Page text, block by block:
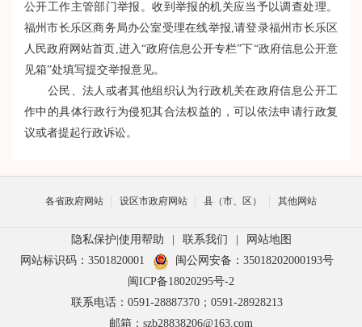
公开工作主管部门举报。收到举报的机关应当予以调查处理。
福州市长乐区商务局办公室受理在线举报,请登录福州市长乐区
人民政府网站首页,进入“政府信息公开专栏”下“政府信息公开意
见箱”处填写提交举报意见。
公民、法人或者其他组织认为行政机关在政府信息公开工
作中的具体行政行为侵犯其合法权益的，可以依法申请行政复
议或者提起行政诉讼。
各省政府网站 设区市政府网站 县（市、区） 其他网站
隐私保护 使用帮助 联系我们
网站地图
网站标识码：3501820001
闽公网安备：35018202000193号
闽ICP备18020295号-2
联系电话：0591-28887370；0591-28928213
邮箱：szb28838206@163.com